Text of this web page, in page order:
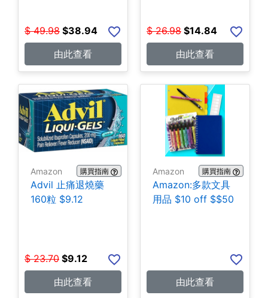
$ 49.98 $38.94
由此查看
$ 26.98 $14.84
由此查看
Amazon 購買指南
Advil 止痛退燒藥
160粒 $9.12
$ 23.70 $9.12
由此查看
Amazon 購買指南
Amazon:多款文具
用品 $10 off $$50
由此查看